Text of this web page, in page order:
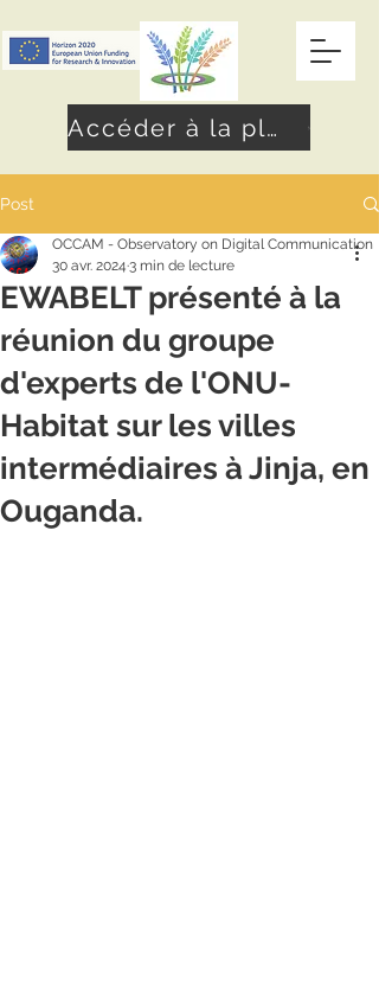
Accéder à la plateforme
Post
EWABELT présenté à la
réunion du groupe
d'experts de l'ONU-
Habitat sur les villes
intermédiaires à Jinja, en
Ouganda.
OCCAM - Observatory on Digital Communication
30 avr. 2024 3 min de lecture